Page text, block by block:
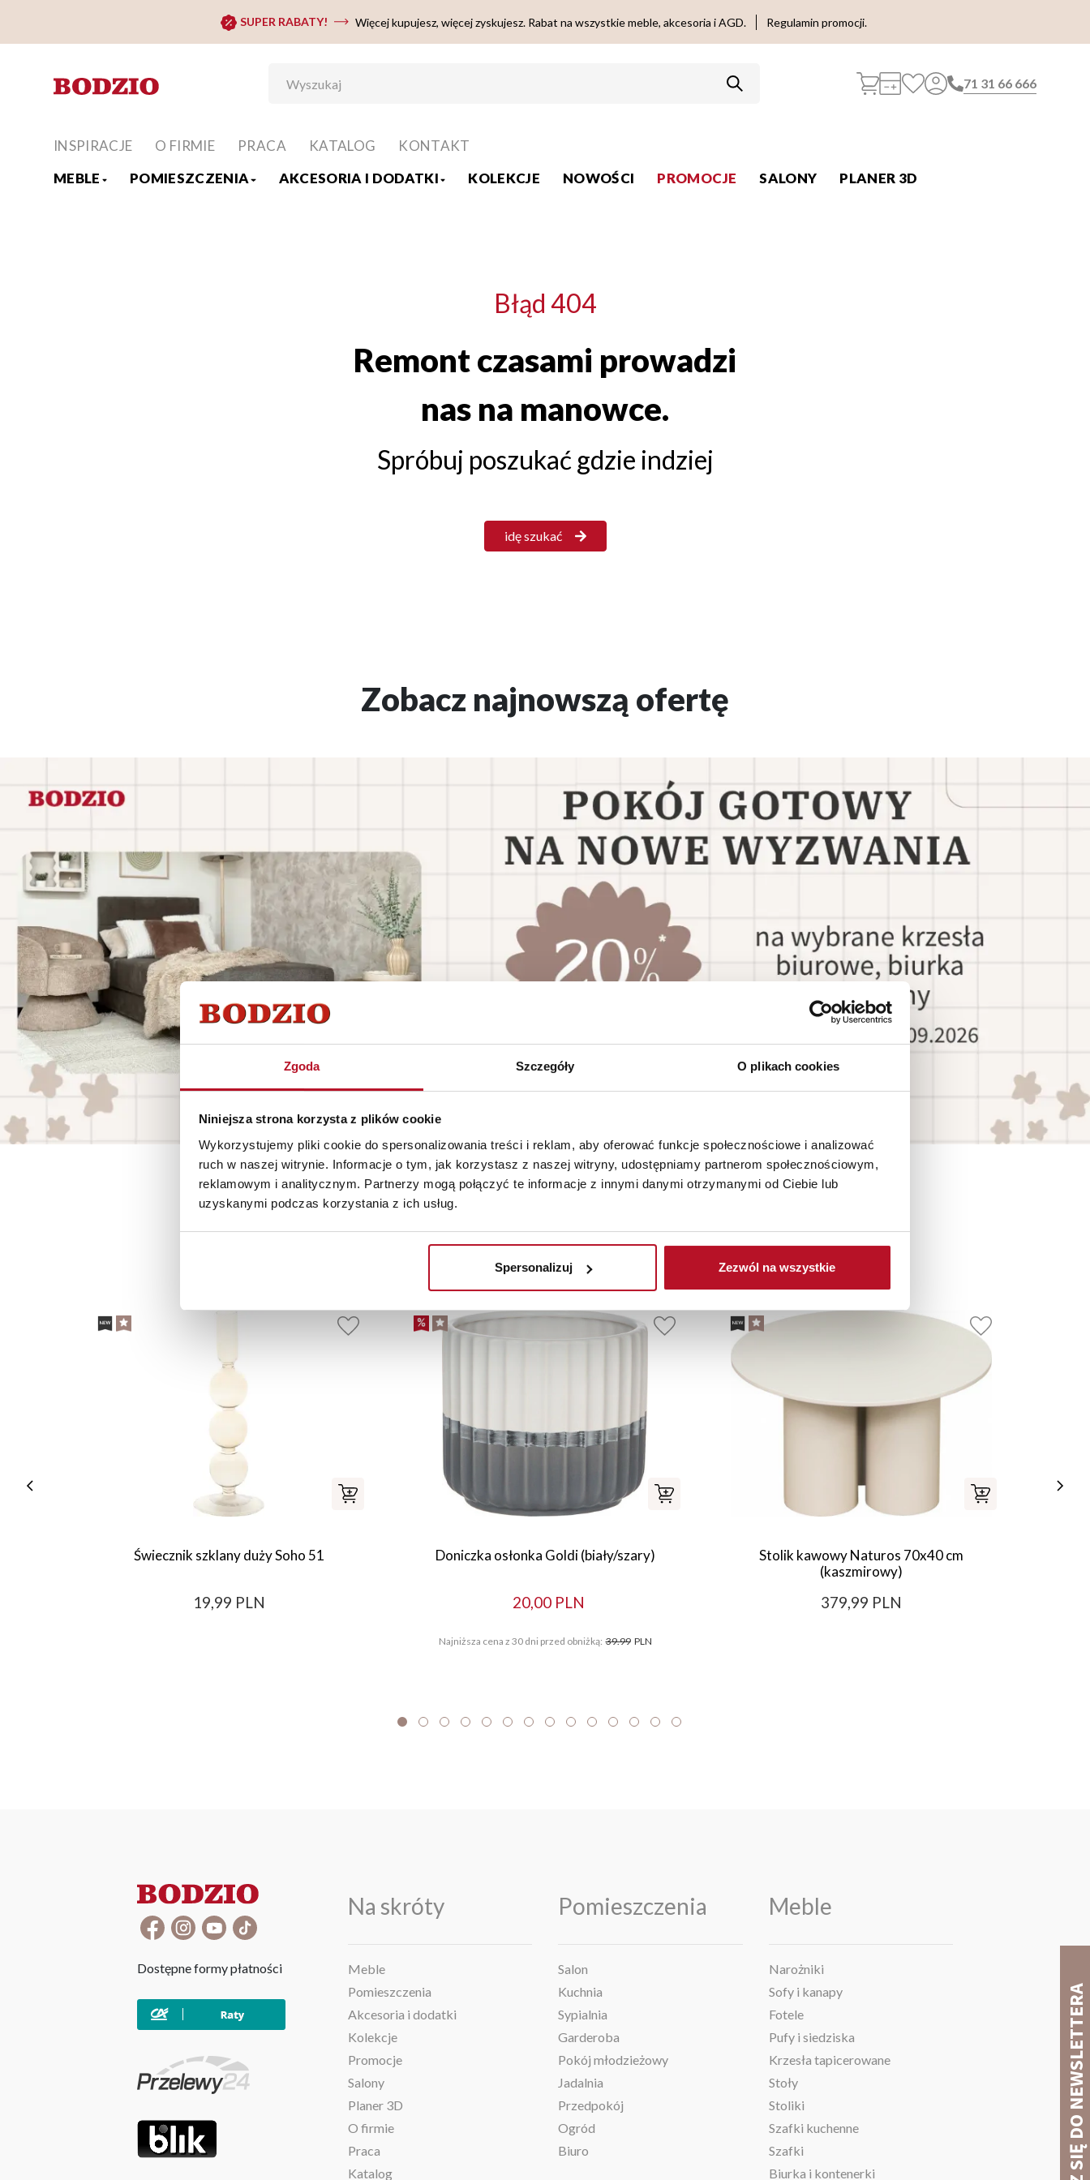
Zgoda Szczegóły O plikach cookies
Niniejsza strona korzysta z plików cookie
Wykorzystujemy pliki cookie do spersonalizowania treści i reklam, aby oferować funkcje społecznościowe i analizować
ruch w naszej witrynie. Informacje o tym, jak korzystasz z naszej witryny, udostępniamy partnerom społecznościowym,
reklamowym i analitycznym. Partnerzy mogą połączyć te informacje z innymi danymi otrzymanymi od Ciebie lub
uzyskanymi podczas korzystania z ich usług.
Spersonalizuj Zezwól na wszystkie
SUPER RABATY! Więcej kupujesz, więcej zyskujesz. Rabat na wszystkie meble, akcesoria i AGD. Regulamin promocji.
71 31 66 666
MEBLE POMIESZCZENIA AKCESORIA I DODATKI KOLEKCJE NOWOŚCI PROMOCJE SALONY PLANER 3D
INSPIRACJE O FIRMIE PRACA KATALOG KONTAKT
Błąd 404
Remont czasami prowadzi
nas na manowce.
Spróbuj poszukać gdzie indziej
idę szukać
Zobacz najnowszą ofertę
Polecane Nowości Promocje
Świecznik szklany duży Soho 51
19,99 PLN
Doniczka osłonka Goldi (biały/szary)
20,00 PLN
Najniższa cena z 30 dni przed obniżką: 39.99 PLN
Stolik kawowy Naturos 70x40 cm
(kaszmirowy)
379,99 PLN
Dostępne formy płatności
Na skróty
Meble
Pomieszczenia
Akcesoria i dodatki
Kolekcje
Promocje
Salony
Planer 3D
O firmie
Praca
Katalog
Pomieszczenia
Salon
Kuchnia
Sypialnia
Garderoba
Pokój młodzieżowy
Jadalnia
Przedpokój
Ogród
Biuro
Meble
Narożniki
Sofy i kanapy
Fotele
Pufy i siedziska
Krzesła tapicerowane
Stoły
Stoliki
Szafki kuchenne
Szafki
Biurka i kontenerki